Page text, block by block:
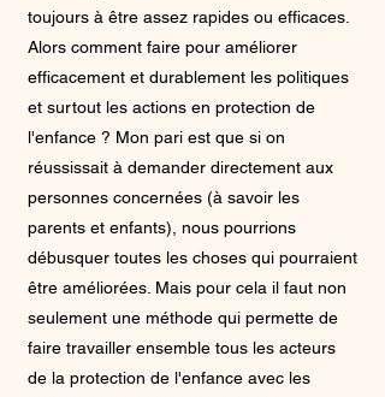
toujours à être assez rapides ou efficaces.
Alors comment faire pour améliorer
efficacement et durablement les politiques
et surtout les actions en protection de
l'enfance ? Mon pari est que si on
réussissait à demander directement aux
personnes concernées (à savoir les
parents et enfants), nous pourrions
débusquer toutes les choses qui pourraient
être améliorées. Mais pour cela il faut non
seulement une méthode qui permette de
faire travailler ensemble tous les acteurs
de la protection de l'enfance avec les